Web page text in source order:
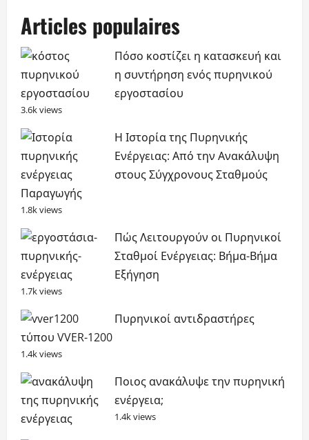
Articles populaires
Πόσο κοστίζει η κατασκευή και
η συντήρηση ενός πυρηνικού
εργοστασίου
3.6k views
Η Ιστορία της Πυρηνικής
Ενέργειας: Από την Ανακάλυψη
στους Σύγχρονους Σταθμούς
Παραγωγής
1.8k views
Πώς Λειτουργούν οι Πυρηνικοί
Σταθμοί Ενέργειας: Βήμα-Βήμα
Εξήγηση
1.7k views
Πυρηνικοί αντιδραστήρες
τύπου VVER-1200
1.4k views
Ποιος ανακάλυψε την πυρηνική
ενέργεια;
1.4k views